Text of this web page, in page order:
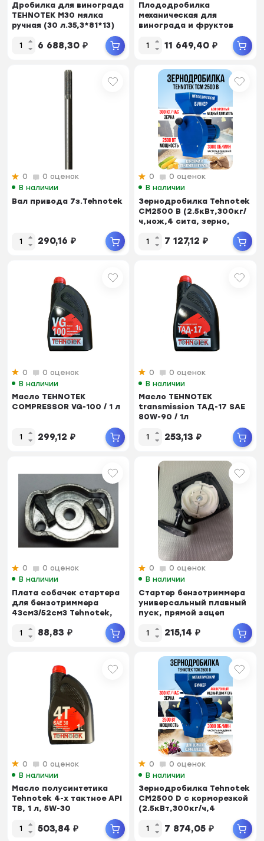
Дробилка для винограда
TEHNOTEK М30 мялка
ручная (30 л.35,3*81*13)
6 688,30 ₽
Плододробилка
механическая для
винограда и фруктов
Нерж...11 649,40 ₽
0
0 оценок
В наличии
Вал привода 7з.Tehnotek
290,16 ₽
0
0 оценок
В наличии
Зернодробилка Tehnotek
CM2500 В (2.5кВт,300кг/
ч,нож,4 сита, зерно,
7 127,12 ₽
0
0 оценок
В наличии
Масло TEHNOTEK
COMPRESSOR VG-100 / 1 л
299,12 ₽
0
0 оценок
В наличии
Масло TEHNOTEK
transmission ТАД-17 SAE
80W-90 / 1л
253,13 ₽
0
0 оценок
В наличии
Плата собачек стартера
для бензотриммера
43см3/52см3 Tehnotek,
88,83 ₽
0
0 оценок
В наличии
Стартер бензотриммера
универсальный плавный
пуск, прямой зацеп
215,14 ₽
0
0 оценок
В наличии
Масло полусинтетика
Tehnotek 4-х тактное API
TB, 1 л, 5W-30
503,84 ₽
0
0 оценок
В наличии
Зернодробилка Tehnotek
CM2500 D с корморезкой
(2.5кВт,300кг/ч,4
7 874,05 ₽